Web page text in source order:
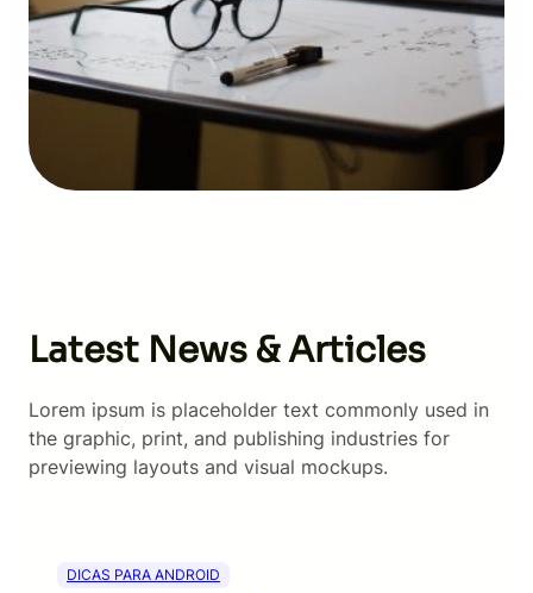
Latest News & Articles
Lorem ipsum is placeholder text commonly used in
the graphic, print, and publishing industries for
previewing layouts and visual mockups.
DICAS PARA ANDROID